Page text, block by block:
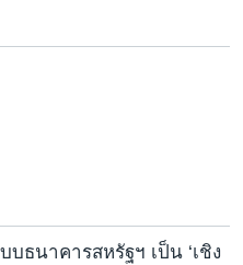
ธนาคารสหรัฐฯ เป็น ‘เชิง